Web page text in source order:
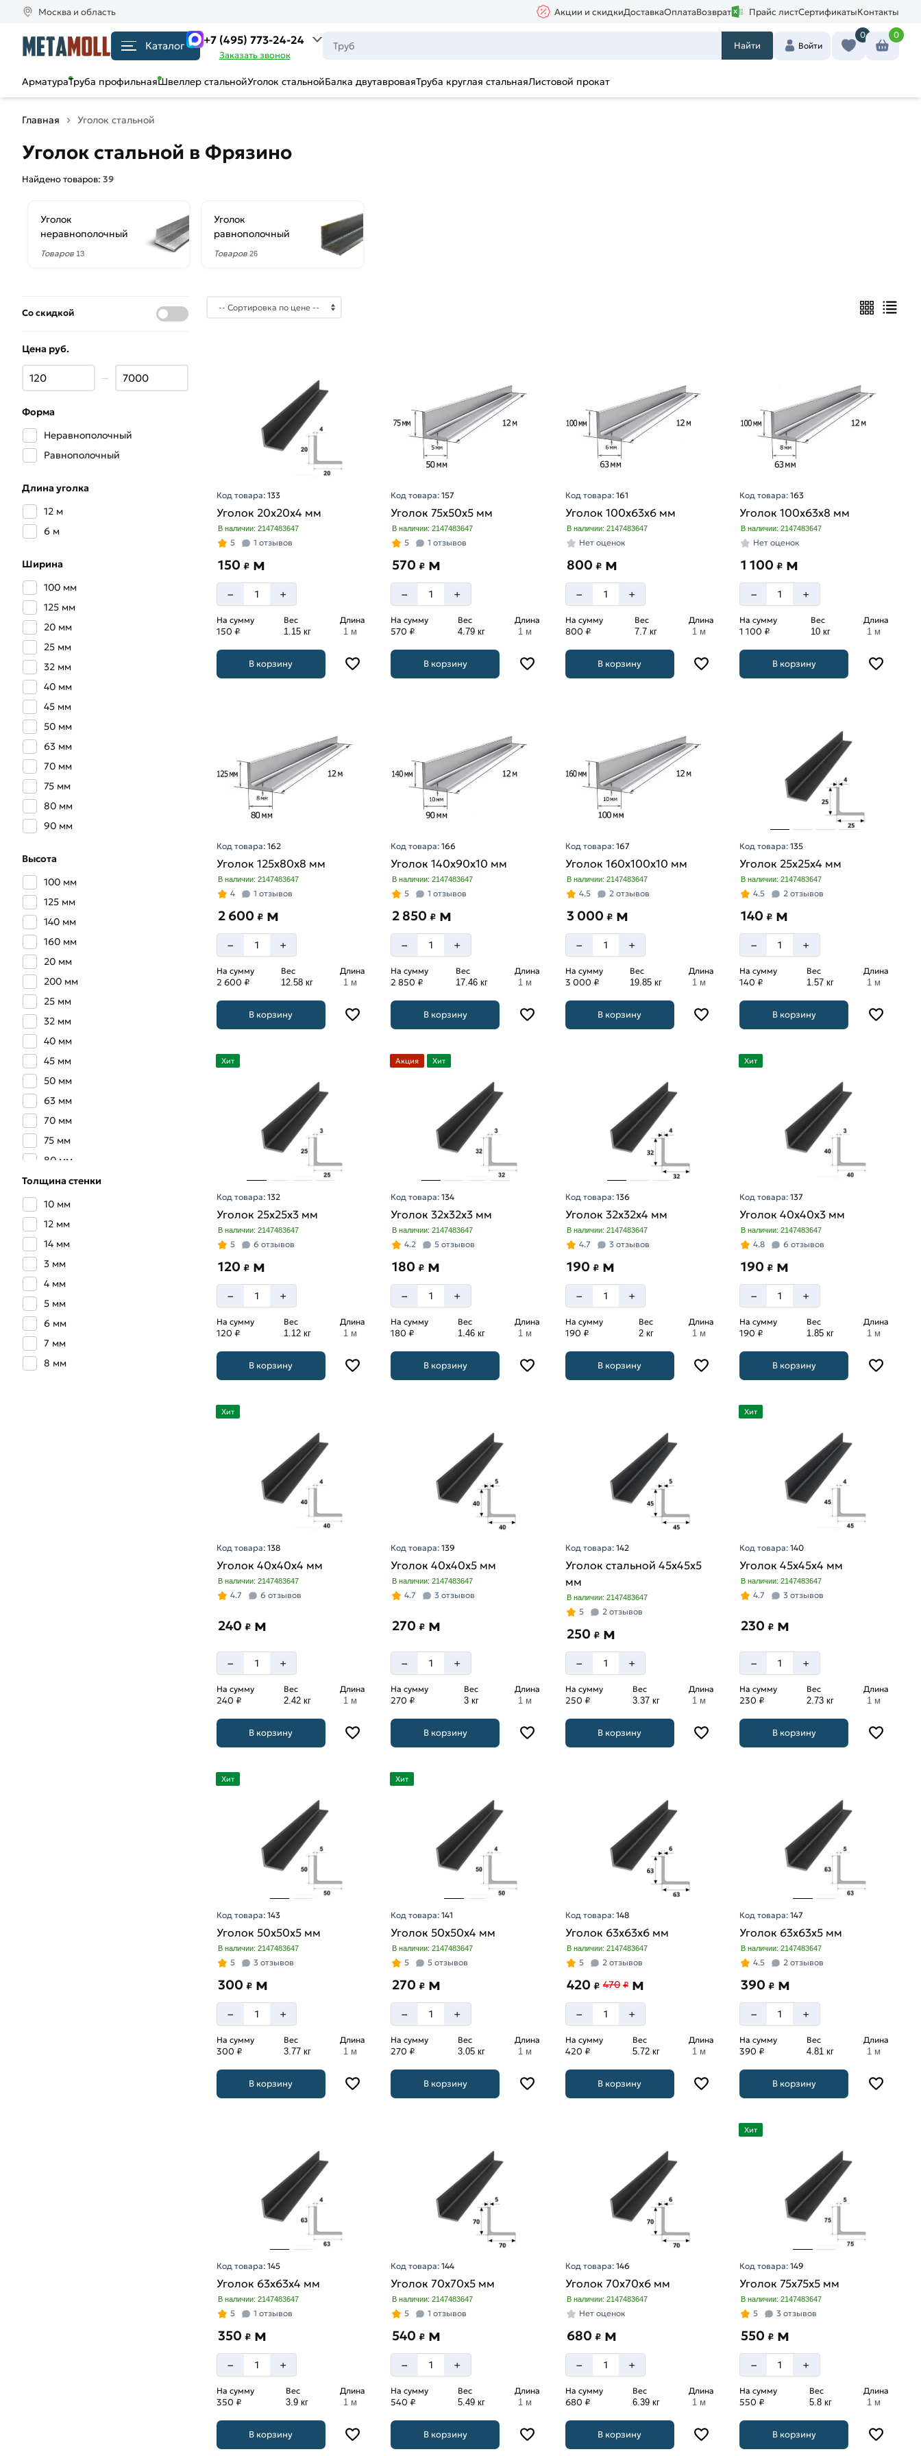
Москва и область Акции и скидкиДоставкаОплатаВозврат Прайс листСертификатыКонтакты
Каталог +7 (495) 773-24-24
Заказать звонок
Найти Войти
0 0
АрматураТруба профильнаяШвеллер стальнойУголок стальнойБалка двутавроваяТруба круглая стальнаяЛистовой прокат
Главная Уголок стальной
Уголок стальной в Фрязино
Найдено товаров: 39
Уголок
неравнополочный
Товаров 13
Уголок
равнополочный
Товаров 26
Со скидкой
Цена руб.
—
Форма
Неравнополочный
Равнополочный
Длина уголка
12 м
6 м
Ширина
100 мм
125 мм
20 мм
25 мм
32 мм
40 мм
45 мм
50 мм
63 мм
70 мм
75 мм
80 мм
90 мм
Высота
100 мм
125 мм
140 мм
160 мм
20 мм
200 мм
25 мм
32 мм
40 мм
45 мм
50 мм
63 мм
70 мм
75 мм
80 мм
90 мм
Толщина стенки
10 мм
12 мм
14 мм
3 мм
4 мм
5 мм
6 мм
7 мм
8 мм
Код товара: 133
Уголок 20х20х4 мм
В наличии: 2147483647
5 1 отзывов
150 ₽ м
– +
На сумму
150 ₽
Вес
1.15 кг
Длина
1 м
В корзину
Код товара:157
Уголок 75х50х5 мм
В наличии: 2147483647
5 1 отзывов
570₽ м
– +
На сумму
570 ₽
Вес
4.79 кг
Длина
1 м
В корзину
Код товара: 161
Уголок 100х63х6 мм
В наличии: 2147483647
Нет оценок
800 ₽ м
– +
На сумму
800 ₽
Вес
7.7 кг
Длина
1 м
В корзину
Код товара:163
Уголок 100х63х8 мм
В наличии: 2147483647
Нет оценок
1 100₽ м
– +
На сумму
1 100 ₽
Вес
10 кг
Длина
1 м
В корзину
Код товара: 162
Уголок 125х80х8 мм
В наличии: 2147483647
4 1 отзывов
2 600 ₽ м
– +
На сумму
2 600 ₽
Вес
12.58 кг
Длина
1 м
В корзину
Код товара:166
Уголок 140х90х10 мм
В наличии: 2147483647
5 1 отзывов
2 850₽ м
– +
На сумму
2 850 ₽
Вес
17.46 кг
Длина
1 м
В корзину
Код товара: 167
Уголок 160х100х10 мм
В наличии: 2147483647
4.5 2 отзывов
3 000 ₽ м
– +
На сумму
3 000 ₽
Вес
19.85 кг
Длина
1 м
В корзину
Код товара:135
Уголок 25х25х4 мм
В наличии: 2147483647
4.5 2 отзывов
140₽ м
– +
На сумму
140 ₽
Вес
1.57 кг
Длина
1 м
В корзину
Хит
Код товара: 132
Уголок 25х25х3 мм
В наличии: 2147483647
5 6 отзывов
120 ₽ м
– +
На сумму
120 ₽
Вес
1.12 кг
Длина
1 м
В корзину
Акция Хит
Код товара:134
Уголок 32х32х3 мм
В наличии: 2147483647
4.2 5 отзывов
180₽ м
– +
На сумму
180 ₽
Вес
1.46 кг
Длина
1 м
В корзину
Код товара: 136
Уголок 32х32х4 мм
В наличии: 2147483647
4.7 3 отзывов
190 ₽ м
– +
На сумму
190 ₽
Вес
2 кг
Длина
1 м
В корзину
Хит
Код товара:137
Уголок 40х40х3 мм
В наличии: 2147483647
4.8 6 отзывов
190₽ м
– +
На сумму
190 ₽
Вес
1.85 кг
Длина
1 м
В корзину
Хит
Код товара: 138
Уголок 40х40х4 мм
В наличии: 2147483647
4.7 6 отзывов
240 ₽ м
– +
На сумму
240 ₽
Вес
2.42 кг
Длина
1 м
В корзину
Код товара:139
Уголок 40х40х5 мм
В наличии: 2147483647
4.7 3 отзывов
270₽ м
– +
На сумму
270 ₽
Вес
3 кг
Длина
1 м
В корзину
Код товара: 142
Уголок стальной 45х45х5
мм
В наличии: 2147483647
5 2 отзывов
250 ₽ м
– +
На сумму
250 ₽
Вес
3.37 кг
Длина
1 м
В корзину
Хит
Код товара:140
Уголок 45х45х4 мм
В наличии: 2147483647
4.7 3 отзывов
230₽ м
– +
На сумму
230 ₽
Вес
2.73 кг
Длина
1 м
В корзину
Хит
Код товара: 143
Уголок 50х50х5 мм
В наличии: 2147483647
5 3 отзывов
300 ₽ м
– +
На сумму
300 ₽
Вес
3.77 кг
Длина
1 м
В корзину
Хит
Код товара:141
Уголок 50х50х4 мм
В наличии: 2147483647
5 5 отзывов
270₽ м
– +
На сумму
270 ₽
Вес
3.05 кг
Длина
1 м
В корзину
Код товара: 148
Уголок 63х63х6 мм
В наличии: 2147483647
5 2 отзывов
420 ₽ 470 ₽ м
– +
На сумму
420 ₽
Вес
5.72 кг
Длина
1 м
В корзину
Код товара:147
Уголок 63х63х5 мм
В наличии: 2147483647
4.5 2 отзывов
390₽ м
– +
На сумму
390 ₽
Вес
4.81 кг
Длина
1 м
В корзину
Код товара: 145
Уголок 63х63х4 мм
В наличии: 2147483647
5 1 отзывов
350 ₽ м
– +
На сумму
350 ₽
Вес
3.9 кг
Длина
1 м
В корзину
Код товара:144
Уголок 70х70х5 мм
В наличии: 2147483647
5 1 отзывов
540₽ м
– +
На сумму
540 ₽
Вес
5.49 кг
Длина
1 м
В корзину
Код товара: 146
Уголок 70х70х6 мм
В наличии: 2147483647
Нет оценок
680 ₽ м
– +
На сумму
680 ₽
Вес
6.39 кг
Длина
1 м
В корзину
Хит
Код товара:149
Уголок 75х75х5 мм
В наличии: 2147483647
5 3 отзывов
550₽ м
– +
На сумму
550 ₽
Вес
5.8 кг
Длина
1 м
В корзину